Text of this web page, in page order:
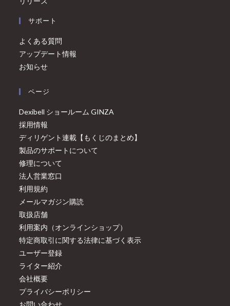
サポート
よくある質問
アップデート情報
お知らせ
ページ
Dexibell ショールーム GINZA
採用情報
ディリゲント連載【もくじのまとめ】
製品のサポートについて
修理について
法人営業窓口
利用規約
メールマガジン購読
取扱店舗
利用案内（オンラインショップ）
特定商取引に関する法律に基づく表示
ユーザー登録
ライター紹介
会社概要
プライバシーポリシー
お問い合わせ